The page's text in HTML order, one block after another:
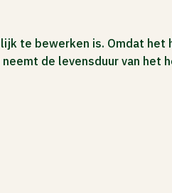
te bewerken is. Omdat
de levensduur van